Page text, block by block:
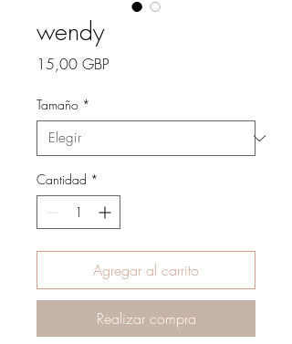
wendy
15,00 GBP
Tamaño *
Cantidad *
Agregar al carrito
Realizar compra